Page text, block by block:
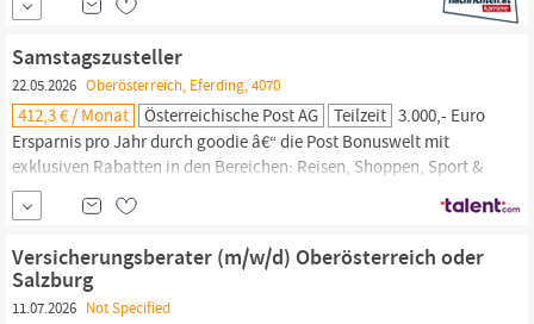
Gesundheitsprogramm
bietet Vorträge, Workshops und Trainings
Konzerte, Theater oder...
Samstagszusteller
22.05.2026 Oberösterreich, Eferding, 4070
412,3 € / Monat Österreichische Post AG Teilzeit 3.000,- Euro
Ersparnis pro Jahr durch goodie â€“ die Post Bonuswelt mit
exklusiven Rabatten in den Bereichen: Reisen, Shoppen, Sport &
Gesundheit,
Events & Kultur sowie vergünstigte Urlaubsangebote
zum Entspannen in unseren über 40 postsozial-Ferienhäusern und
Partnerhotels Vergünstigte Urlaubsangebote zum Entspannen in
unseren
Versicherungsberater (m/w/d) Oberösterreich oder
Salzburg
11.07.2026 Not Specified